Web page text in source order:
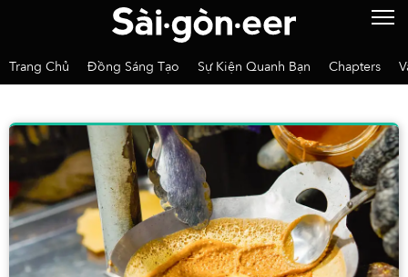
Trang Chủ Đồng Sáng Tạo Sự Kiện Quanh Bạn Chapters